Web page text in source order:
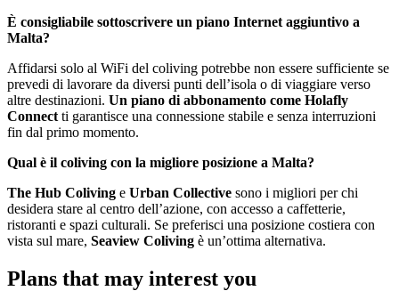
È consigliabile sottoscrivere un piano Internet aggiuntivo a
Malta?
Affidarsi solo al WiFi del coliving potrebbe non essere sufficiente se
prevedi di lavorare da diversi punti dell’isola o di viaggiare verso
altre destinazioni. Un piano di abbonamento come Holafly
Connect ti garantisce una connessione stabile e senza interruzioni
fin dal primo momento.
Qual è il coliving con la migliore posizione a Malta?
The Hub Coliving e Urban Collective sono i migliori per chi
desidera stare al centro dell’azione, con accesso a caffetterie,
ristoranti e spazi culturali. Se preferisci una posizione costiera con
vista sul mare, Seaview Coliving è un’ottima alternativa.
Plans that may interest you